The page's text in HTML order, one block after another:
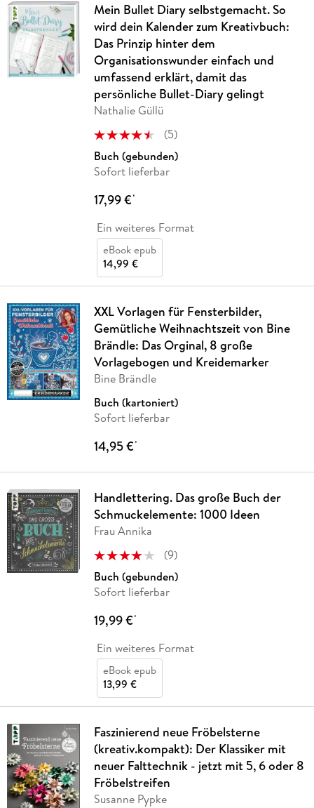
Mein Bullet Diary selbstgemacht. So
wird dein Kalender zum Kreativbuch:
Das Prinzip hinter dem
Organisationswunder einfach und
umfassend erklärt, damit das
persönliche Bullet-Diary gelingt
Nathalie Güllü
(5)
Buch (gebunden)
Sofort lieferbar
17,99 €*
Ein weiteres Format
eBook epub
14,99 €
XXL Vorlagen für Fensterbilder,
Gemütliche Weihnachtszeit von Bine
Brändle: Das Orginal, 8 große
Vorlagebogen und Kreidemarker
Bine Brändle
Buch (kartoniert)
Sofort lieferbar
14,95 €*
Handlettering. Das große Buch der
Schmuckelemente: 1000 Ideen
Frau Annika
(9)
Buch (gebunden)
Sofort lieferbar
19,99 €*
Ein weiteres Format
eBook epub
13,99 €
Faszinierend neue Fröbelsterne
(kreativ.kompakt): Der Klassiker mit
neuer Falttechnik - jetzt mit 5, 6 oder 8
Fröbelstreifen
Susanne Pypke